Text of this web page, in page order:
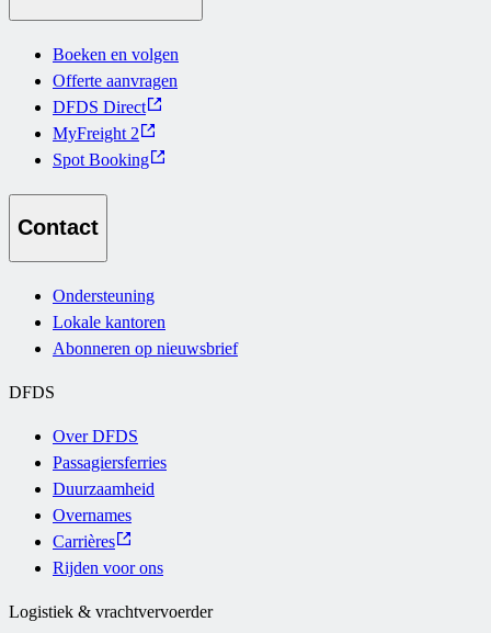
Boeken en volgen
Offerte aanvragen
DFDS Direct
MyFreight 2
Spot Booking
Contact
Ondersteuning
Lokale kantoren
Abonneren op nieuwsbrief
DFDS
Over DFDS
Passagiersferries
Duurzaamheid
Overnames
Carrières
Rijden voor ons
Logistiek & vrachtvervoerder